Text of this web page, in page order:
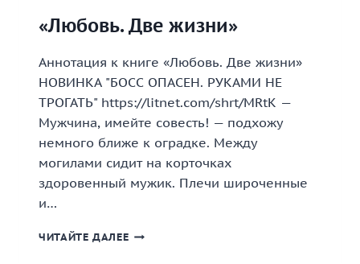
«Любовь. Две жизни»
Аннотация к книге «Любовь. Две жизни»
НОВИНКА "БОСС ОПАСЕН. РУКАМИ НЕ
ТРОГАТЬ" https://litnet.com/shrt/MRtK —
Мужчина, имейте совесть! — подхожу
немного ближе к оградке. Между
могилами сидит на корточках
здоровенный мужик. Плечи широченные
и…
ЧИТАЙТЕ ДАЛЕЕ «ЛЮБОВЬ.